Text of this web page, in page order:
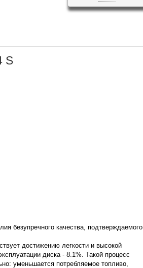
S
безупречного качества, подтверждаемого
достижению легкости и высокой
диска - 8.1%. Такой процесс
уменьшается потребляемое топливо,